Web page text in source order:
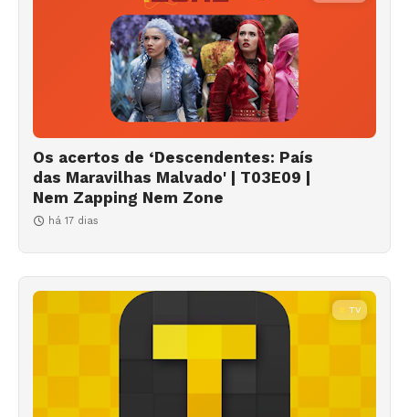
Os acertos de ‘Descendentes: País
das Maravilhas Malvado' | T03E09 |
Nem Zapping Nem Zone
há 17 dias
TV